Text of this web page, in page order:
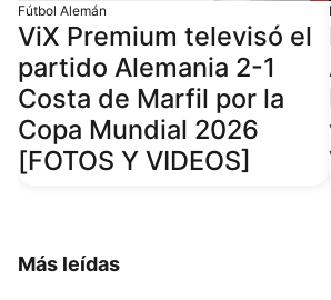
Fútbol Alemán
ViX Premium televisó el
partido Alemania 2-1
Costa de Marfil por la
Copa Mundial 2026
[FOTOS Y VIDEOS]
Más leídas